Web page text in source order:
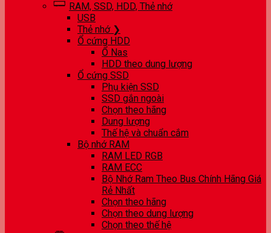
RAM, SSD, HDD, Thẻ nhớ
USB
Thẻ nhớ ❯
Ổ cứng HDD
Ổ Nas
HDD theo dung lượng
Ổ cứng SSD
Phụ kiện SSD
SSD gắn ngoài
Chọn theo hãng
Dung lượng
Thế hệ và chuẩn cắm
Bộ nhớ RAM
RAM LED RGB
RAM ECC
Bộ Nhớ Ram Theo Bus Chính Hãng Giá
Rẻ Nhất
Chọn theo hãng
Chọn theo dung lượng
Chọn theo thế hệ